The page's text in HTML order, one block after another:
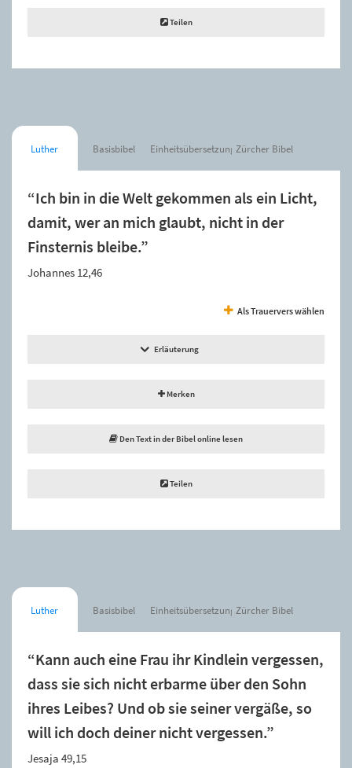
Teilen
Luther Basisbibel Einheitsübersetzung Zürcher Bibel
“Ich bin in die Welt gekommen als ein Licht,
damit, wer an mich glaubt, nicht in der
Finsternis bleibe.”
Johannes 12,46
Als Trauervers wählen
Erläuterung
Merken
Den Text in der Bibel online lesen
Teilen
Luther Basisbibel Einheitsübersetzung Zürcher Bibel
“Kann auch eine Frau ihr Kindlein vergessen,
dass sie sich nicht erbarme über den Sohn
ihres Leibes? Und ob sie seiner vergäße, so
will ich doch deiner nicht vergessen.”
Jesaja 49,15